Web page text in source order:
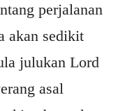
perjalanan
akan sedikit
julukan Lord
asal